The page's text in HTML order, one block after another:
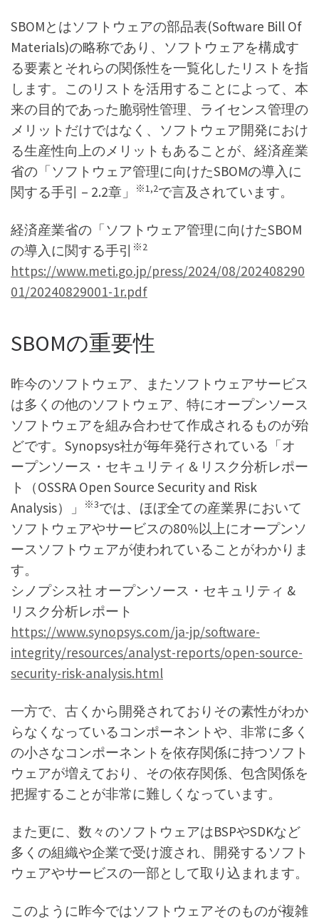
SBOMとはソフトウェアの部品表(Software Bill Of
Materials)の略称であり、ソフトウェアを構成す
る要素とそれらの関係性を一覧化したリストを指
します。このリストを活用することによって、本
来の目的であった脆弱性管理、ライセンス管理の
メリットだけではなく、ソフトウェア開発におけ
る生産性向上のメリットもあることが、経済産業
省の「ソフトウェア管理に向けたSBOMの導入に
関する手引 – 2.2章」
※1,2で言及されています。
経済産業省の「ソフトウェア管理に向けたSBOM
の導入に関する手引 ※2
https://www.meti.go.jp/press/2024/08/202408290
01/20240829001-1r.pdf
SBOMの重要性
昨今のソフトウェア、またソフトウェアサービス
は多くの他のソフトウェア、特にオープンソース
ソフトウェアを組み合わせて作成されるものが殆
どです。Synopsys社が毎年発行されている「オ
ープンソース・セキュリティ＆リスク分析レポー
ト（OSSRA Open Source Security and Risk
Analysis）」
※3では、ほぼ全ての産業界において
ソフトウェアやサービスの80%以上にオープンソ
ースソフトウェアが使われていることがわかりま
す。
シノプシス社 オープンソース・セキュリティ &
リスク分析レポート
https://www.synopsys.com/ja-jp/software-
integrity/resources/analyst-reports/open-source-
security-risk-analysis.html
一方で、古くから開発されておりその素性がわか
らなくなっているコンポーネントや、非常に多く
の小さなコンポーネントを依存関係に持つソフト
ウェアが増えており、その依存関係、包含関係を
把握することが非常に難しくなっています。
また更に、数々のソフトウェアはBSPやSDKなど
多くの組織や企業で受け渡され、開発するソフト
ウェアやサービスの一部として取り込まれます。
このように昨今ではソフトウェアそのものが複雑